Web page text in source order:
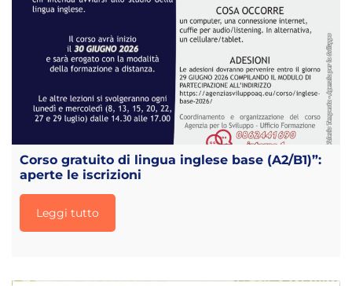
Corso gratuito di lingua inglese base (A2/B1)”:
aperte le iscrizioni
Leggi tutto